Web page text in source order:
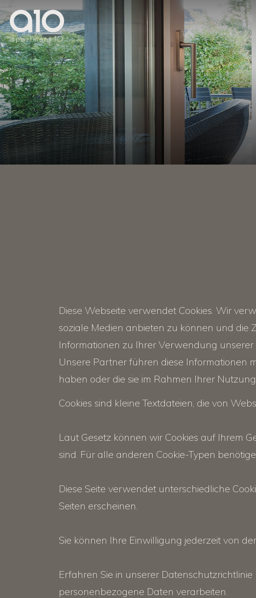
Diese Webseite verwendet Cookies. Wir
soziale Medien anbieten zu können und
Informationen zu Ihrer Verwendung
Unsere Partner führen diese Informationen
haben oder die sie im Rahmen Ihrer
Cookies sind kleine Textdateien, die von
Laut Gesetz können wir Cookies auf Ihrem
sind. Für alle anderen Cookie-Typen
Diese Seite verwendet unterschiedliche
Seiten erscheinen.
Sie können Ihre Einwilligung jederzeit von
Erfahren Sie in unserer
personenbezogene Daten verarbeiten.